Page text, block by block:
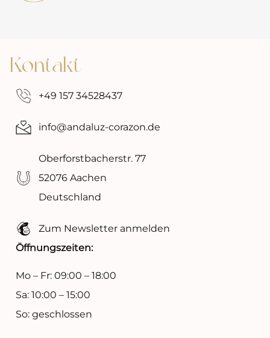
Kontakt
‭+49 157 34528437‬
info@andaluz-corazon.de
Oberforstbacherstr. 77
52076 Aachen
Deutschland
Zum Newsletter anmelden
Öffnungszeiten:
Mo – Fr: 09:00 – 18:00
Sa: 10:00 – 15:00
So: geschlossen